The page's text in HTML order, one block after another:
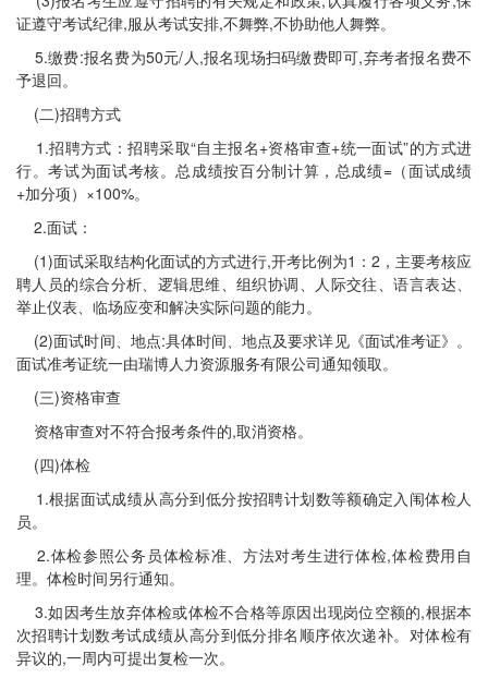
证遵守考试纪律,服从考试安排,不舞弊,不协助他人舞弊。
5.缴费:报名费为50元/人,报名现场扫码缴费即可,弃考者报名费不
予退回。
(二)招聘方式
1.招聘方式：招聘采取“自主报名+资格审查+统一面试”的方式进
行。考试为面试考核。总成绩按百分制计算，总成绩=（面试成绩
+加分项）×100%。
2.面试：
(1)面试采取结构化面试的方式进行,开考比例为1：2，主要考核应
聘人员的综合分析、逻辑思维、组织协调、人际交往、语言表达、
举止仪表、临场应变和解决实际问题的能力。
(2)面试时间、地点:具体时间、地点及要求详见《面试准考证》。
面试准考证统一由瑞博人力资源服务有限公司通知领取。
(三)资格审查
资格审查对不符合报考条件的,取消资格。
(四)体检
1.根据面试成绩从高分到低分按招聘计划数等额确定入闱体检人
员。
2.体检参照公务员体检标准、方法对考生进行体检,体检费用自
理。体检时间另行通知。
3.如因考生放弃体检或体检不合格等原因出现岗位空额的,根据本
次招聘计划数考试成绩从高分到低分排名顺序依次递补。对体检有
异议的,一周内可提出复检一次。